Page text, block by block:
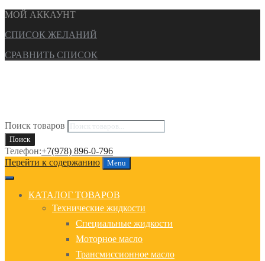
МОЙ АККАУНТ
СПИСОК ЖЕЛАНИЙ
СРАВНИТЬ СПИСОК
Поиск товаров
Поиск
Телефон:+7(978) 896-0-796
Перейти к содержанию
Menu
КАТАЛОГ ТОВАРОВ
Технические жидкости
Специальные жидкости
Моторное масло
Трансмиссионное масло